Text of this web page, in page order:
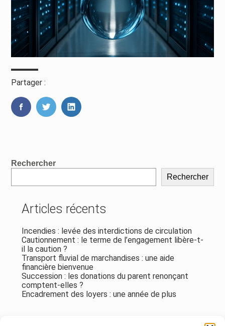
Partager :
FaceBookTwitterLinkedIn
Blog
Rechercher
Rechercher
Articles récents
Incendies : levée des interdictions de circulation
Cautionnement : le terme de l’engagement libère-t-
il la caution ?
Transport fluvial de marchandises : une aide
financière bienvenue
Succession : les donations du parent renonçant
comptent-elles ?
Encadrement des loyers : une année de plus